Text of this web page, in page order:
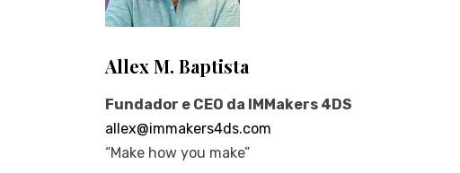
Allex M. Baptista
Fundador e CEO da IMMakers 4DS
allex@immakers4ds.com
“Make how you make”